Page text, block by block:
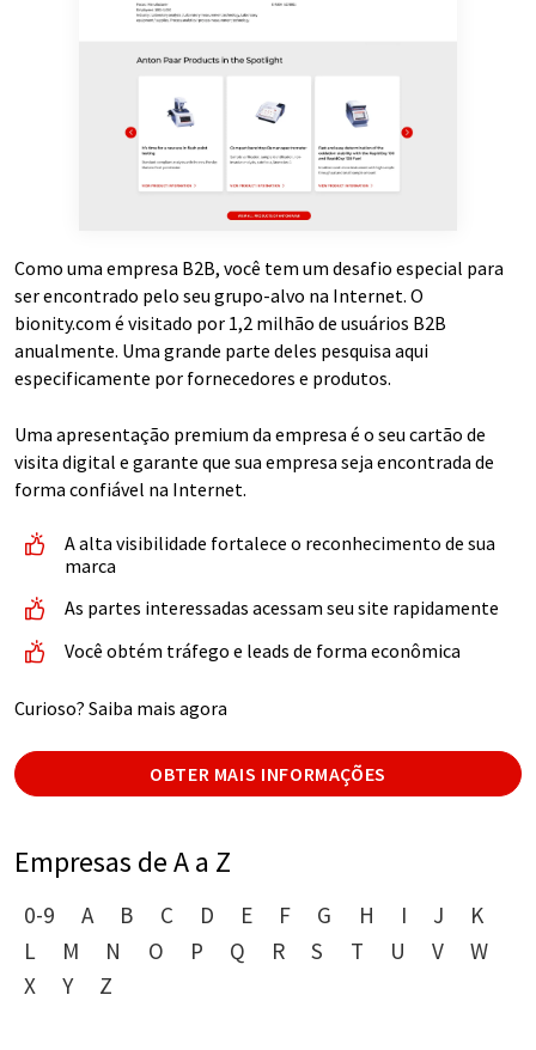
Como uma empresa B2B, você tem um desafio especial para
ser encontrado pelo seu grupo-alvo na Internet. O
bionity.com é visitado por 1,2 milhão de usuários B2B
anualmente. Uma grande parte deles pesquisa aqui
especificamente por fornecedores e produtos.
Uma apresentação premium da empresa é o seu cartão de
visita digital e garante que sua empresa seja encontrada de
forma confiável na Internet.
A alta visibilidade fortalece o reconhecimento de sua
marca
As partes interessadas acessam seu site rapidamente
Você obtém tráfego e leads de forma econômica
Curioso? Saiba mais agora
OBTER MAIS INFORMAÇÕES
Empresas de A a Z
0-9 A B C D E F G H I J
K
L
M N O P Q R S T U V
W
X
Y Z